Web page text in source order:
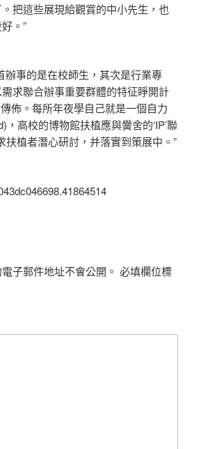
把這些展現給觀賞的中小先生，也
。”
事的是在校師生，其次是行業專
求聯合辦事重要群體的特征睜開計
佈。每所年夜學自己就是一個自力
，高校的博物館扶植應與黌舍的‘IP’聯
扶植者潛心研討，并落實到策展中。”
子郵件地址不會公開。 必填欄位標